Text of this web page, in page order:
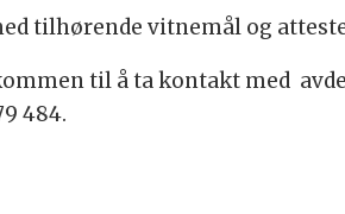
tilhørende vitnemål og
til å ta kontakt med
484.